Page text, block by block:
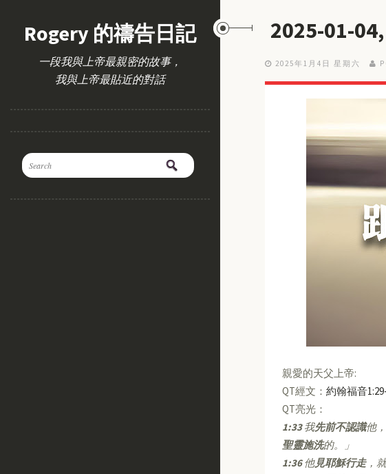
Rogery 的禱告日記
一段我與上帝最親密的故事，
我與上帝最貼近的對話
2025-01-
2025年1月4日 星期六
親愛的天父上帝:
QT經文： 約翰福音
QT亮光：
1:33我先前不認識他
聖靈施洗的。」
1:36他見耶穌行走，